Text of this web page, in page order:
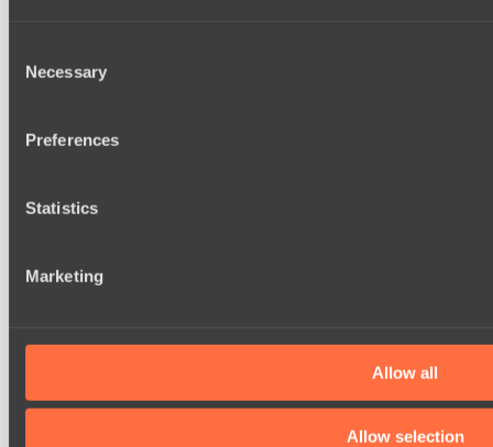
Identify your device by actively scanning it for
section
our traffic. We also share information about your use of our
Selection
Necessary
Preferences
Statistics
Marketing
Allow all
Allow selection
Dark Tamplars
Destiny League 2026 Season 48